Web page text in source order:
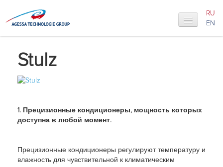
Продукция
RU
EN
Stulz
1. Прецизионные кондиционеры, мощность которых
доступна в любой момент.
Прецизионные кондиционеры регулируют температуру и
влажность для чувствительной к климатическим